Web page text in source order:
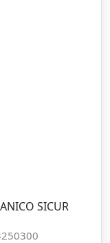
SICUR